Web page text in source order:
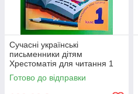
Сучасні українські
письменники дітям
Хрестоматія для читання 1
клас НУШ Богдан
Готово до відправки